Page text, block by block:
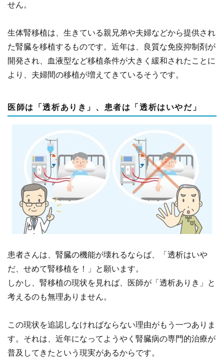
せん。
生体腎移植は、生きている親兄弟や夫婦などから提供され
た腎臓を移植するものです。近年は、良質な免疫抑制剤が
開発され、血液型など移植条件が大きく緩和されたことに
より、夫婦間の移植が増えてきているそうです。
医師は「透析ありき」、患者は「透析はいやだ」
患者さんは、腎臓の機能が壊れるならば、「透析はいや
だ、せめて腎移植を！」と願います。
しかし、腎移植の現状を見れば、医師が「透析ありき」と
考えるのも無理ありません。
この現状を追認しなければならない理由がもう一つありま
す。それは、近年になってようやく腎臓病の専門的治療が
普及してきたという現実があるからです。